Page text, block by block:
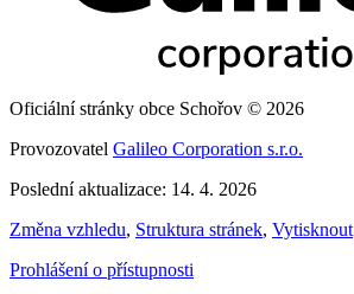
Oficiální stránky obce Schořov © 2026
Provozovatel Galileo Corporation s.r.o.
Poslední aktualizace: 14. 4. 2026
Změna vzhledu, Struktura stránek, Vytisknout
Prohlášení o přístupnosti